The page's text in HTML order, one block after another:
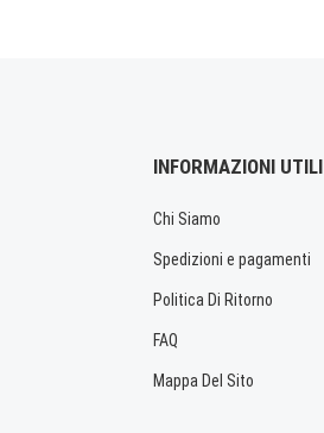
INFORMAZIONI UTILI
Chi Siamo
Spedizioni e pagamenti
Politica Di Ritorno
FAQ
Mappa Del Sito